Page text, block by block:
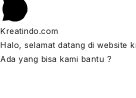
Kreatindo.com
Halo, selamat datang di website
Ada yang bisa kami bantu ?